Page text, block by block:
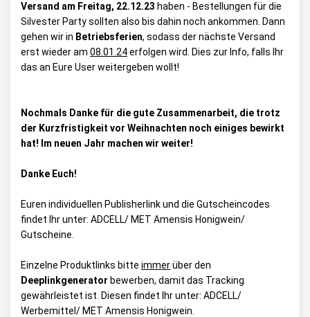
Versand am Freitag, 22.12.23 haben - Bestellungen für die
Silvester Party sollten also bis dahin noch ankommen. Dann
gehen wir in Betriebsferien, sodass der nächste Versand
erst wieder am 08.01.24erfolgen wird. Dies zur Info, falls Ihr
das an Eure User weitergeben wollt!
Nochmals Danke für die gute Zusammenarbeit, die trotz
der Kurzfristigkeit vor Weihnachten noch einiges bewirkt
hat! Im neuen Jahr machen wir weiter!
Danke Euch!
Euren individuellen Publisherlink und die Gutscheincodes
findet Ihr unter: ADCELL/ MET Amensis Honigwein/
Gutscheine
Einzelne Produktlinks bitte immerüber den
Deeplinkgenerator bewerben, damit das Tracking
gewährleistet ist. Diesen findet Ihr unter: ADCELL/
Werbemittel/ MET Amensis Honigwein